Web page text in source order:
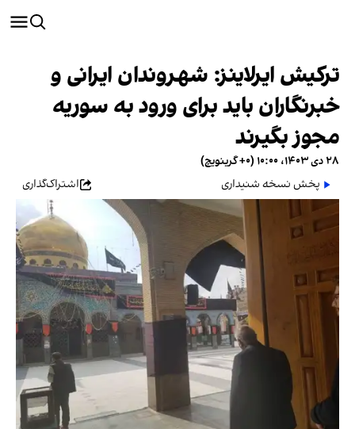
ترکیش ایرلاینز: شهروندان ایرانی و
خبرنگاران باید برای ورود به سوریه
مجوز بگیرند
۲۸ دی ۱۴۰۳، ۱۰:۰۰ (‎+۰ گرینویچ)
پخش نسخه شنیداری
اشتراک‌گذاری